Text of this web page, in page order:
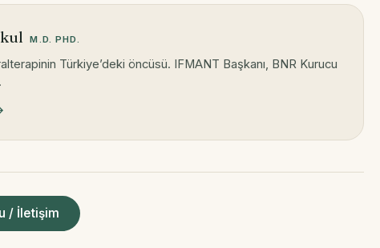
M.D. PHD.
Türkiye’deki öncüsü. IFMANT Başkanı, BNR Kurucu
/ İletişim